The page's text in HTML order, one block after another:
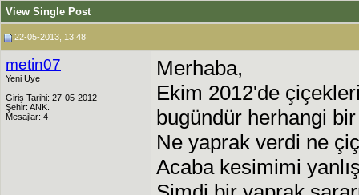
View Single Post
22-05-2013, 13:48
metin07
Yeni Üye
Giriş Tarihi: 27-05-2012
Şehir: ANK.
Mesajlar: 4
Merhaba,
Ekim 2012'de
bugündür herhangi
Ne yaprak verdi ne
Acaba kesimimi